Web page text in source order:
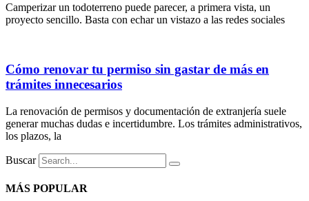
Camperizar un todoterreno puede parecer, a primera vista, un
proyecto sencillo. Basta con echar un vistazo a las redes sociales
Cómo renovar tu permiso sin gastar de más en
trámites innecesarios
La renovación de permisos y documentación de extranjería suele
generar muchas dudas e incertidumbre. Los trámites administrativos,
los plazos, la
Buscar
MÁS POPULAR